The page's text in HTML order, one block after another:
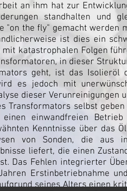
an ihm hat zur
standhalten und
the fly" gemacht werden
ist dies ein
katastrophalen Folgen
in dieser
geht, ist das Isolieröl
es jedoch mit
dieser Verunreinigungen
Transformators selbst
einwandfreien
Kenntnisse über das
von Sonden, die aus
liefert, die einen
Das Fehlen integrierter
Erstinbetriebnahme
seines Alters einen